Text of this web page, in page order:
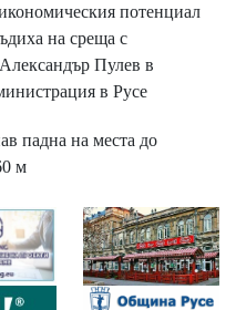
потенциал
на среща с
Пулев в
в Русе
падна на места до
м